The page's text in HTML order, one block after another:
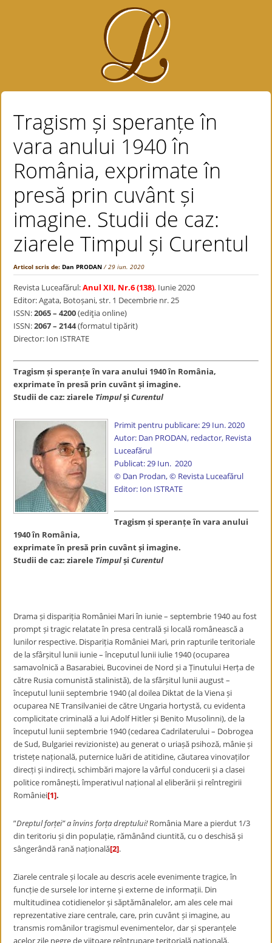
Tragism și speranțe în
vara anului 1940 în
România, exprimate în
presă prin cuvânt și
imagine. Studii de caz:
ziarele Timpul și Curentul
Articol scris de:Dan PRODAN / 29 iun. 2020
Revista Luceafărul:Anul XII, Nr.6 (138), Iunie 2020
Editor: Agata, Botoșani, str. 1 Decembrie nr. 25
ISSN:2065 – 4200(ediţia online)
ISSN:2067 – 2144(formatul tipărit)
Director: Ion ISTRATE
Tragism și speranțe în vara anului 1940 în România,
exprimate în presă prin cuvânt și imagine.
Studii de caz: ziarele TimpulșiCurentul
Primit pentru publicare: 29 Iun. 2020
Autor: Dan PRODAN, redactor, Revista
Luceafărul
Publicat: 29 Iun. 2020
© Dan Prodan, © Revista Luceafărul
Editor: Ion ISTRATE
Tragism și speranțe în vara anului
1940 în România,
exprimate în presă prin cuvânt și imagine.
Studii de caz: ziarele TimpulșiCurentul
Drama și dispariția României Mari în iunie – septembrie 1940 au fost
prompt și tragic relatate în presa centrală și locală românească a
lunilor respective. Dispariția României Mari, prin rapturile teritoriale
de la sfârșitul lunii iunie – începutul lunii iulie 1940 (ocuparea
samavolnică a Basarabiei, Bucovinei de Nord și a Ținutului Herța de
către Rusia comunistă stalinistă), de la sfârșitul lunii august –
începutul lunii septembrie 1940 (al doilea Diktat de la Viena și
ocuparea NE Transilvaniei de către Ungaria hortystă, cu evidenta
complicitate criminală a lui Adolf Hitler și Benito Musolinni), de la
începutul lunii septembrie 1940 (cedarea Cadrilaterului – Dobrogea
de Sud, Bulgariei revizioniste) au generat o uriașă psihoză, mânie și
tristețe națională, puternice luări de atitidine, căutarea vinovaților
direcți și indirecți, schimbări majore la vârful conducerii și a clasei
politice românești, împerativul național al eliberării și reîntregirii
României[1].
”Dreptul forței” a învins forța dreptului!România Mare a pierdut 1/3
din teritoriu și din populație, rămânând ciuntită, cu o deschisă și
sângerândă rană națională[2].
Ziarele centrale și locale au descris acele evenimente tragice, în
funcție de sursele lor interne și externe de informații. Din
multitudinea cotidienelor și săptămânalelor, am ales cele mai
reprezentative ziare centrale, care, prin cuvânt și imagine, au
transmis românilor tragismul evenimentelor, dar și speranțele
acelor zile negre de viitoare reîntrupare teritorială națională.